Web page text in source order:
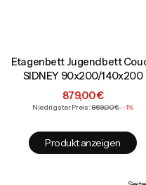
Etagenbett Jugendbett
SIDNEY 90x200/140x200
Aktionspreis
879,00 €
Niedrigster Preis: 869,00 €--1%
Produkt anzeigen